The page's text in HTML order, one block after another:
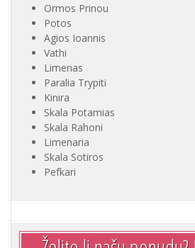
Ormos Prinou
Potos
Agios Ioannis
Vathi
Limenas
Paralia Trypiti
Kinira
Skala Potamias
Skala Rahoni
Limenaria
Skala Sotiros
Pefkari